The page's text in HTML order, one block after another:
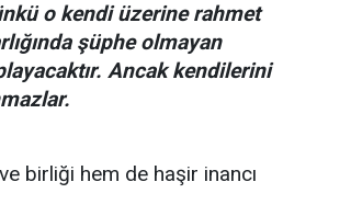
o kendi üzerine rahmet
şüphe olmayan
Ancak kendilerini
ve birliği hem de haşir inancı